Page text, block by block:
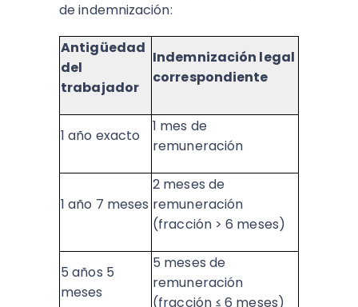
de indemnización:
Antigüedad
del
trabajador
Indemnización legal
correspondiente
1 año exacto
1 mes de
remuneración
1 año 7 meses
2 meses de
remuneración
(fracción > 6 meses)
5 años 5
meses
5 meses de
remuneración
(fracción ≤ 6 meses)